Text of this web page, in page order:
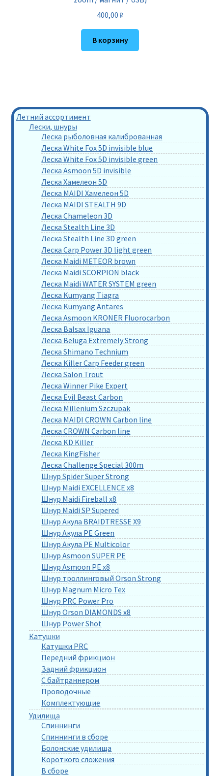
400,00 ₽
В корзину
Летний ассортимент
Лески, шнуры
Леска рыболовная калиброванная
Леска White Fox 5D invisible blue
Леска White Fox 5D invisible green
Леска Asmoon 5D invisible
Леска Хамелеон 5D
Леска MAIDI Хамелеон 5D
Леска MAIDI STEALTH 9D
Леска Chameleon 3D
Леска Stealth Line 3D
Леска Stealth Line 3D green
Леска Carp Power 3D light green
Леска Maidi METEOR brown
Леска Maidi SCORPION black
Леска Maidi WATER SYSTEM green
Леска Kumyang Tiagra
Леска Kumyang Antares
Леска Asmoon KRONER Fluorocarbon
Леска Balsax Iguana
Леска Beluga Extremely Strong
Леска Shimano Technium
Леска Killer Carp Feeder green
Леска Salon Trout
Леска Winner Pike Expert
Леска Evil Beast Carbon
Леска Millenium Szczupak
Леска MAIDI CROWN Carbon line
Леска CROWN Carbon line
Леска KD Killer
Леска KingFisher
Леска Challenge Special 300m
Шнур Spider Super Strong
Шнур Maidi EXCELLENCE x8
Шнур Maidi Fireball x8
Шнур Maidi SP Supered
Шнур Акула BRAIDTRESSE X9
Шнур Акула PE Green
Шнур Акула PE Multicolor
Шнур Asmoon SUPER PE
Шнур Asmoon PE x8
Шнур троллинговый Orson Strong
Шнур Magnum Micro Tex
Шнур PRC Power Pro
Шнур Orson DIAMONDS x8
Шнур Power Shot
Катушки
Катушки PRC
Передний фрикцион
Задний фрикцион
С байтраннером
Проводочные
Комплектующие
Удилища
Спиннинги
Спиннинги в сборе
Болонские удилища
Короткого сложения
В сборе